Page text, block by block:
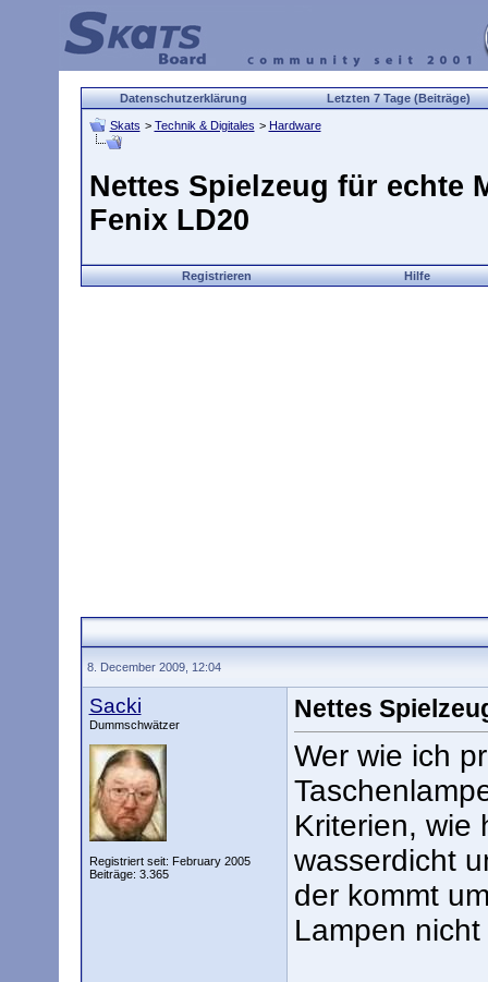
Datenschutzerklärung Letzten 7 Tage (Beiträge)
Skats > Technik & Digitales > Hardware
Nettes Spielzeug für echte
Fenix LD20
Registrieren Hilfe
8. December 2009, 12:04
Sacki
Dummschwätzer
Registriert seit: February 2005
Beiträge: 3.365
Nettes
Wer wie ich
Kriterien, wie
wasserdicht
der kommt
Lampen nicht